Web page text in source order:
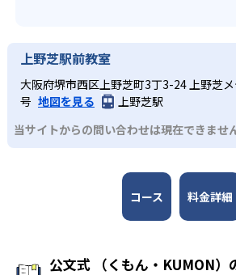
上野芝駅前教室
大阪府堺市西区上野芝町3丁3-24 上野芝
号 地図を見る
上野芝駅
当サイトからの問い合わせは現在できませ
コース 料金詳細
公文式 （くもん・KUMON）